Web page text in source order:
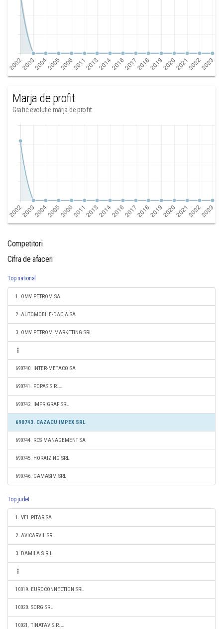
Marja de profit
Grafic evolutie marja de profit
Competitori
Cifra de afaceri
Top national
1. OMV PETROM SA
2. AUTOMOBILE-DACIA SA
3. OMV PETROM MARKETING SRL
690740. INTER-METACO SA
690741. POPAS S.R.L.
690742. IMPRIGRAF SRL
690743. CAZACU IMPEX SRL
690744. RCS MANAGEMENT SA
690745. HORAIZING SRL
690746. GAMASIM SRL
Top judet
1. VEL PITAR SA
2. AVICARVIL SRL
3. DAMILA S.R.L.
10019. EUROCONNECTION SRL
10020. SORG SRL
10021. TINATAV S.R.L.